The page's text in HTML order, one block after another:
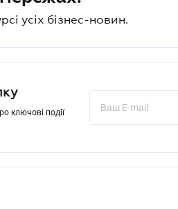
усіх бізнес-новин.
ключові події